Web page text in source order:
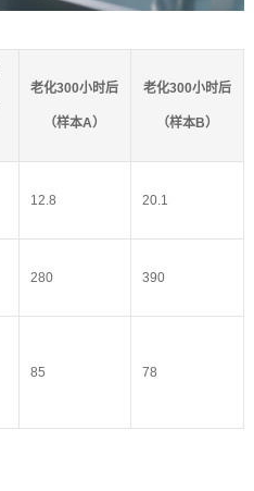
老化300小时后
（样本A）
老化300小时后
（样本B）
12.8 20.1
280 390
85 78